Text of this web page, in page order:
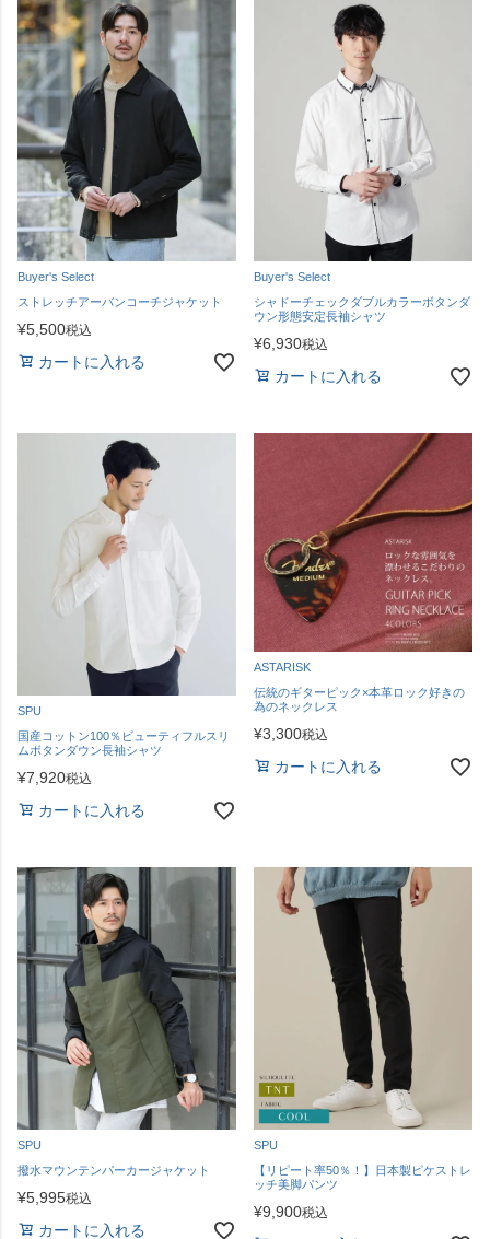
Buyer's Select
ストレッチアーバンコーチジャケット
¥5,500税込
カートに入れる
Buyer's Select
シャドーチェックダブルカラーボタンダ
ウン形態安定長袖シャツ
¥6,930税込
カートに入れる
SPU
国産コットン100％ビューティフルスリ
ムボタンダウン長袖シャツ
¥7,920税込
カートに入れる
ASTARISK
伝統のギターピック×本革ロック好きの
為のネックレス
¥3,300税込
カートに入れる
SPU
撥水マウンテンパーカージャケット
¥5,995税込
カートに入れる
SPU
【リピート率50％！】日本製ピケストレ
ッチ美脚パンツ
¥9,900税込